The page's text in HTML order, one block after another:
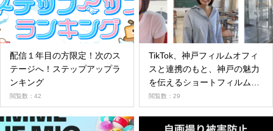
配信１年目の方限定！次のス
テージへ！ステップアップラ
ンキング
閲覧数：42
TikTok、神戸フィルムオフィ
スと連携のもと、神戸の魅力
を伝えるショートフィルムを
制作、5月18日より公開
閲覧数：29